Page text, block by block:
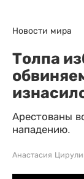
Новости мира
Толпа
Арестованы
нападению.
Анастасия